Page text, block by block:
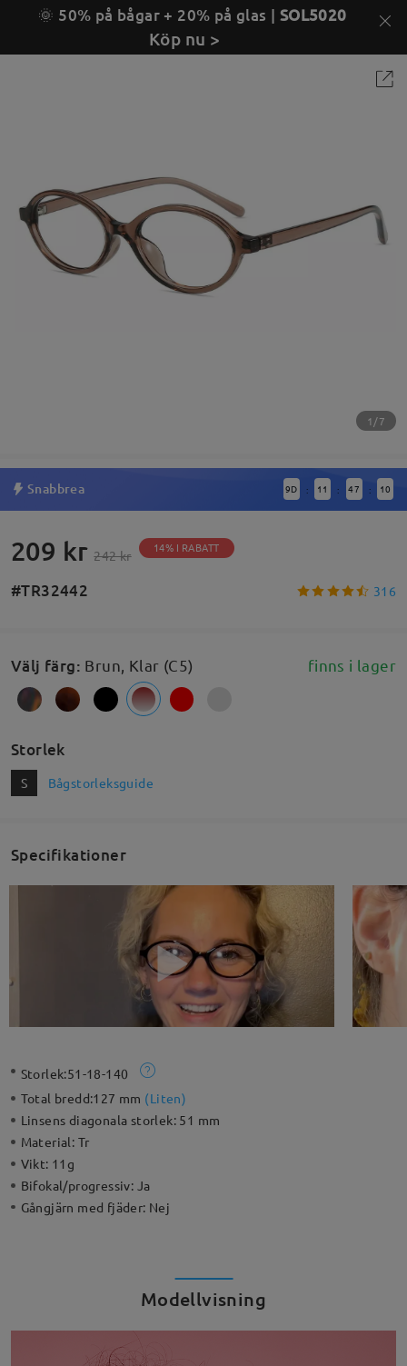
🌞 50% på bågar + 20% på glas | SOL5020
Köp nu >
1/7
Snabbrea 9D : 11 : 47 : 10
209 kr 242 kr 14% I RABATT
#TR32442 316
Välj färg: Brun, Klar (C5) finns i lager
Storlek
S Bågstorleksguide
Specifikationer
Storlek:51-18-140
Total bredd:127 mm (Liten)
Linsens diagonala storlek: 51 mm
Material: Tr
Vikt: 11g
Bifokal/progressiv: Ja
Gångjärn med fjäder: Nej
Modellvisning